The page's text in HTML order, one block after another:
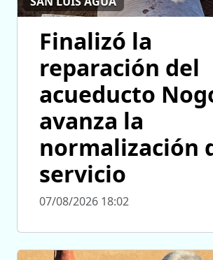
Finalizó la
reparación del
acueducto
avanza la
normalización
servicio
07/08/2026 18:02